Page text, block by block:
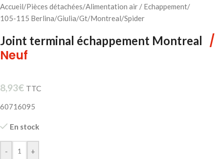
Accueil/Pièces détachées/Alimentation air / Echappement/
105-115 Berlina/Giulia/Gt/Montreal/Spider
Joint terminal échappement Montreal /
Neuf
8,93€ TTC
60716095
En stock
- +